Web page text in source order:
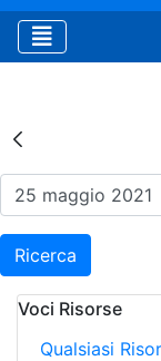
Ricerca
Voci Risorse
Qualsiasi